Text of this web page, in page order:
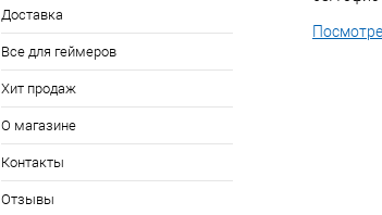
Доставка
Все для геймеров
Хит продаж
О магазине
Контакты
Отзывы